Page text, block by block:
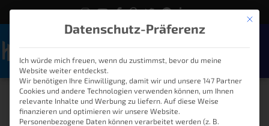
Hausautomation mit dem
Raspberry Pi
Mit
Datenschutz-Präferenz
Ich würde mich freuen, wenn du zustimmst, bevor du meine
Website weiter entdeckst.
Wir benötigen Ihre Einwilligung, damit wir und unsere 147 Partner
Cookies und andere Technologien verwenden können, um Ihnen
relevante Inhalte und Werbung zu liefern. Auf diese Weise
finanzieren und optimieren wir unsere Website.
Personenbezogene Daten können verarbeitet werden (z. B.